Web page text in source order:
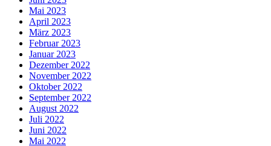
Mai 2023
April 2023
März 2023
Februar 2023
Januar 2023
Dezember 2022
November 2022
Oktober 2022
September 2022
August 2022
Juli 2022
Juni 2022
Mai 2022